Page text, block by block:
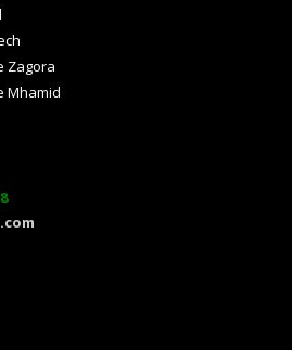
Zagora
Mhamid